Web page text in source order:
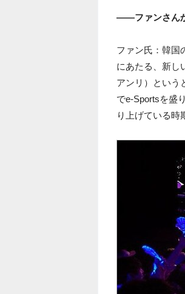
――ファンさん
ファン氏：韓国
にあたる、新し
アンリ）という
でe-Sportsを盛
り上げている時